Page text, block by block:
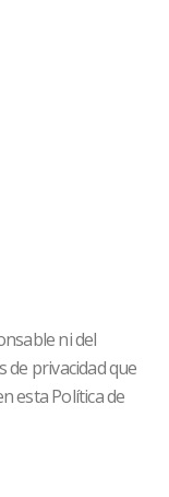
ni del
de privacidad que
esta Política de